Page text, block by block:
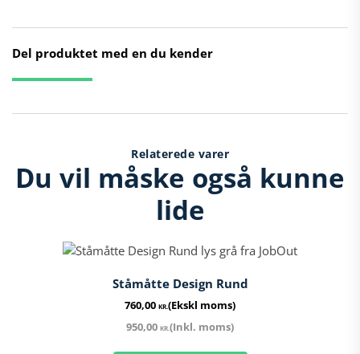
Del produktet med en du kender
Relaterede varer
Du vil måske også kunne
lide
Ståmåtte Design Rund
760,00 KR.(Ekskl moms)
950,00 KR.(Inkl. moms)